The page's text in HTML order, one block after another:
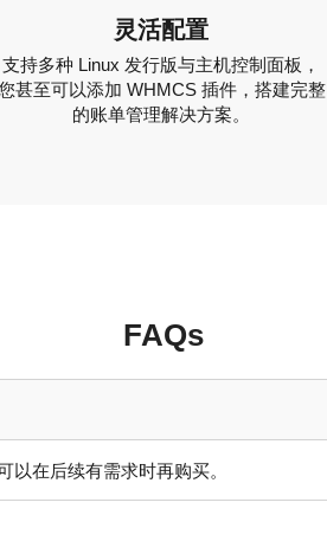
灵活配置
支持多种 Linux 发行版与主机控制面板，
甚至可以添加 WHMCS 插件，搭建完整
的账单管理解决方案。
FAQs
在后续有需求时再购买。